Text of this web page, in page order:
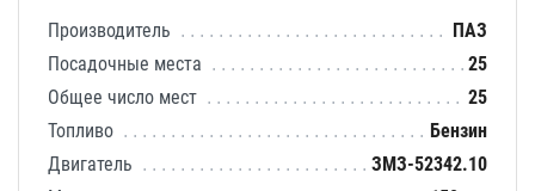
Производитель
ПАЗ
Посадочные места
25
Общее число мест
25
Топливо
Бензин
Двигатель
ЗМЗ-52342.10